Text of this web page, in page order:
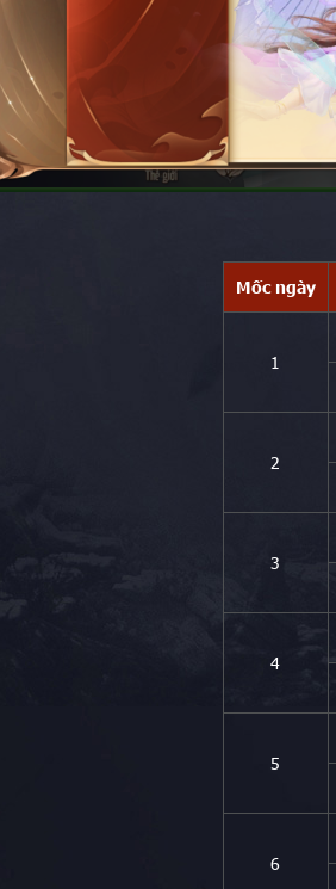
Mốc ngày
1
2
3
4
5
6